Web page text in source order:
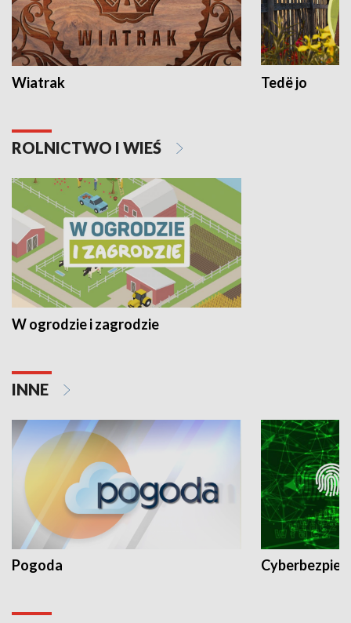
Wiatrak Tedë jo
ROLNICTWO I WIEŚ
W ogrodzie i zagrodzie
INNE
Pogoda